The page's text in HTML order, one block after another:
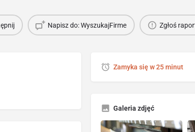
Napisz do: WyszukajFirme Zgłoś
Zamyka się w 25 minut
Galeria zdjęć